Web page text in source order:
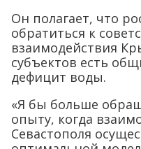
Он полагает, что
обратиться к
взаимодействия
субъектов есть
дефицит воды.
«Я бы больше
опыту, когда
Севастополя